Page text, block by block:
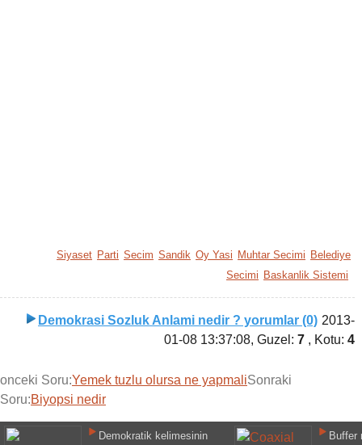
Siyaset Parti Secim Sandik Oy Yasi Muhtar Secimi Belediye
Secimi Baskanlik Sistemi
Demokrasi Sozluk Anlami nedir ? yorumlar (0) 2013-
01-08 13:37:08, Guzel:7 , Kotu:4
onceki Soru:Yemek tuzlu olursa ne yapmaliSonraki
Soru:Biyopsi nedir
Demokratik kelimesinin
Buffer